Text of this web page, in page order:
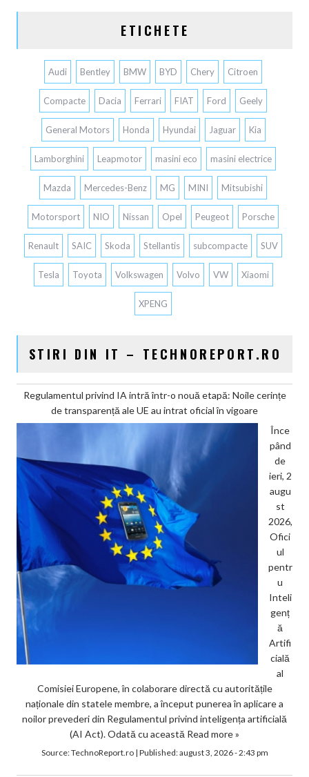
ETICHETE
Audi Bentley BMW BYD Chery Citroen
Compacte Dacia Ferrari FIAT Ford Geely
General Motors Honda Hyundai Jaguar Kia
Lamborghini Leapmotor masini eco masini electrice
Mazda Mercedes-Benz MG MINI Mitsubishi
Motorsport NIO Nissan Opel Peugeot Porsche
Renault SAIC Skoda Stellantis subcompacte SUV
Tesla Toyota Volkswagen Volvo VW Xiaomi
XPENG
STIRI DIN IT – TECHNOREPORT.RO
Regulamentul privind IA intră într-o nouă etapă: Noile cerințe
de transparență ale UE au intrat oficial în vigoare
Înce
pând
de
ieri, 2
augu
st
2026,
Ofici
ul
pentr
u
Inteli
genț
ă
Artifi
cială
al
Comisiei Europene, în colaborare directă cu autoritățile
naționale din statele membre, a început punerea în aplicare a
noilor prevederi din Regulamentul privind inteligența artificială
(AI Act). Odată cu această Read more »
Source:TechnoReport.ro| Published:august 3, 2026 - 2:43 pm